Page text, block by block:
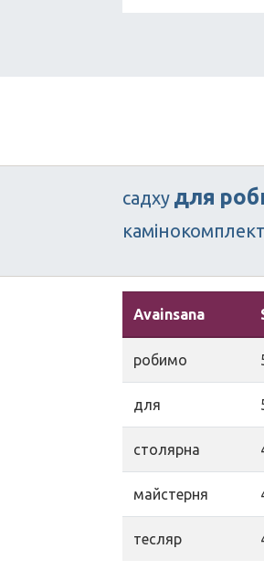
садху для
Avainsana
робимо
для
столярна
майстерня
тесляр